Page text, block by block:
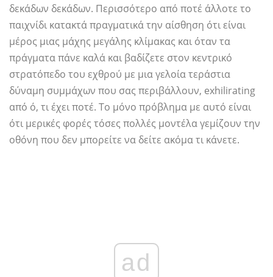
δεκάδων δεκάδων. Περισσότερο από ποτέ άλλοτε το
παιχνίδι κατακτά πραγματικά την αίσθηση ότι είναι
μέρος μιας μάχης μεγάλης κλίμακας και όταν τα
πράγματα πάνε καλά και βαδίζετε στον κεντρικό
στρατόπεδο του εχθρού με μια γελοία τεράστια
δύναμη συμμάχων που σας περιβάλλουν, exhilirating
από ό, τι έχει ποτέ. Το μόνο πρόβλημα με αυτό είναι
ότι μερικές φορές τόσες πολλές μοντέλα γεμίζουν την
οθόνη που δεν μπορείτε να δείτε ακόμα τι κάνετε.
ad